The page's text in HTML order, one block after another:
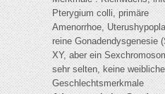
Pterygium colli, primäre
Amenorrhoe,
reine Gonadendysgenesie
XY, aber ein
sehr selten, keine
Geschlechtsmerkmale